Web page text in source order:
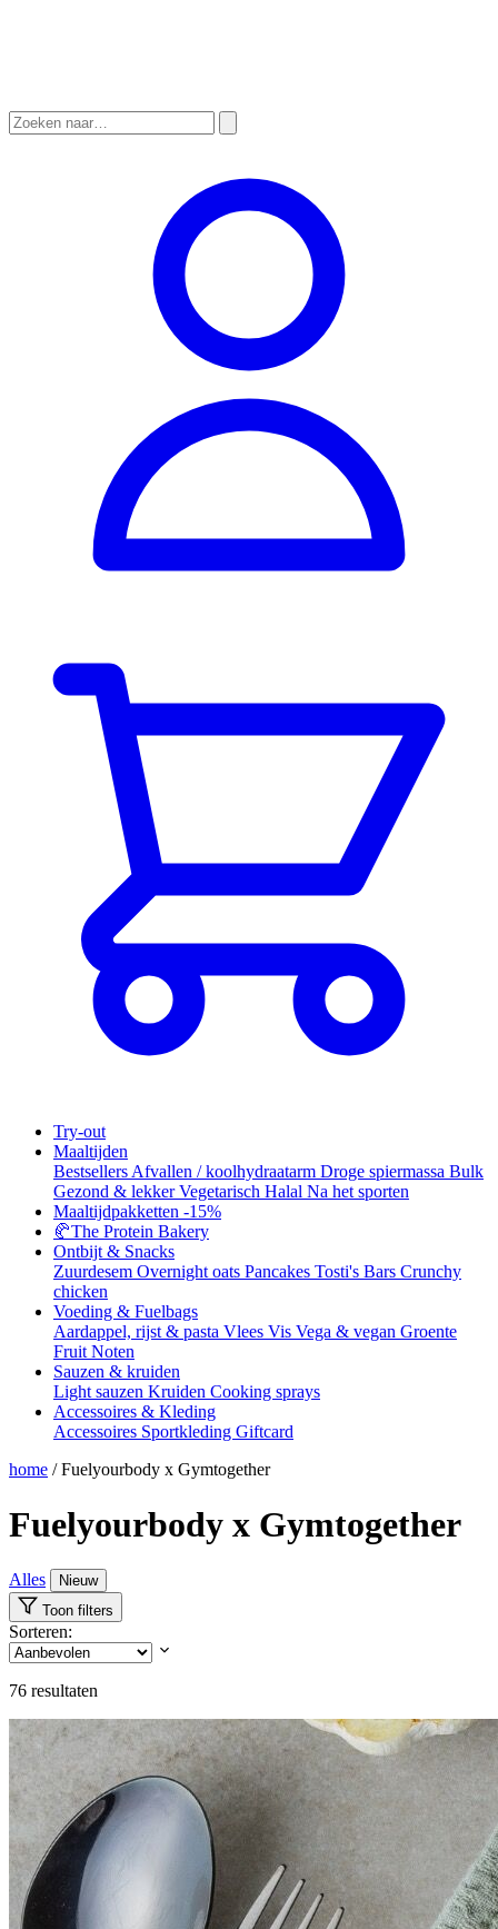
Try-out
Maaltijden
Bestsellers Afvallen / koolhydraatarm Droge spiermassa Bulk
Gezond & lekkerVegetarisch Halal Na het sporten
Maaltijdpakketten -15%
🥐The Protein Bakery
Ontbijt & Snacks
Zuurdesem Overnight oats Pancakes Tosti's Bars Crunchy
chicken
Voeding & Fuelbags
Aardappel, rijst & pasta Vlees Vis Vega & vegan Groente
Fruit Noten
Sauzen & kruiden
Light sauzen Kruiden Cooking sprays
Accessoires & Kleding
Accessoires Sportkleding Giftcard
home / Fuelyourbody x Gymtogether
Fuelyourbody x Gymtogether
Alles
Nieuw
Toon filters
Sorteren:
76 resultaten